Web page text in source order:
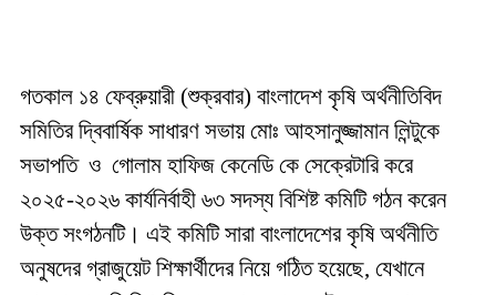
গতকাল ১৪ ফেব্রুয়ারী (শুক্রবার) বাংলাদেশ কৃষি অর্থনীতিবিদ
সমিতির দ্বিবার্ষিক সাধারণ সভায় মোঃ আহসানুজ্জামান লিন্টুকে
সভাপতি ও গোলাম হাফিজ কেনেডি কে সেক্রেটারি করে
২০২৫-২০২৬ কার্যনির্বাহী ৬৩ সদস্য বিশিষ্ট কমিটি গঠন করেন
উক্ত সংগঠনটি। এই কমিটি সারা বাংলাদেশের কৃষি অর্থনীতি
অনুষদের গ্রাজুয়েট শিক্ষার্থীদের নিয়ে গঠিত হয়েছে, যেখানে